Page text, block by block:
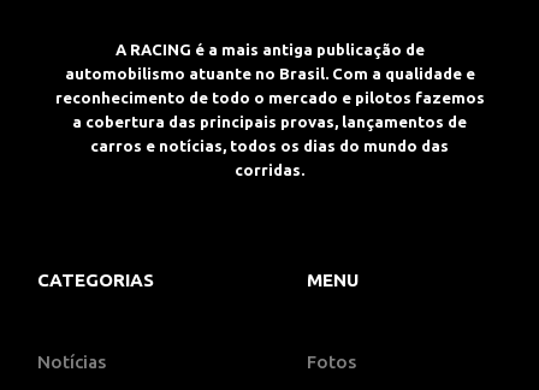
A RACING é a mais antiga publicação de
automobilismo atuante no Brasil. Com a qualidade e
reconhecimento de todo o mercado e pilotos fazemos
a cobertura das principais provas, lançamentos de
carros e notícias, todos os dias do mundo das
corridas.
CATEGORIAS
Notícias
MENU
Fotos